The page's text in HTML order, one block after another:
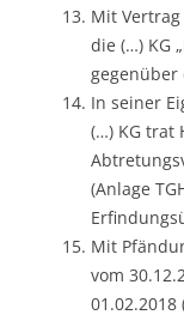
Mit Vertrag
die (…) KG
gegenüber
In seiner
(…) KG trat
(Anlage
Mit
vom